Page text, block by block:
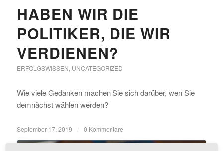
HABEN WIR DIE
POLITIKER, DIE WIR
VERDIENEN?
ERFOLGSWISSEN, UNCATEGORIZED
Wie viele Gedanken machen Sie sich darüber, wen Sie
demnächst wählen werden?
September 17, 2019 0 Kommentare